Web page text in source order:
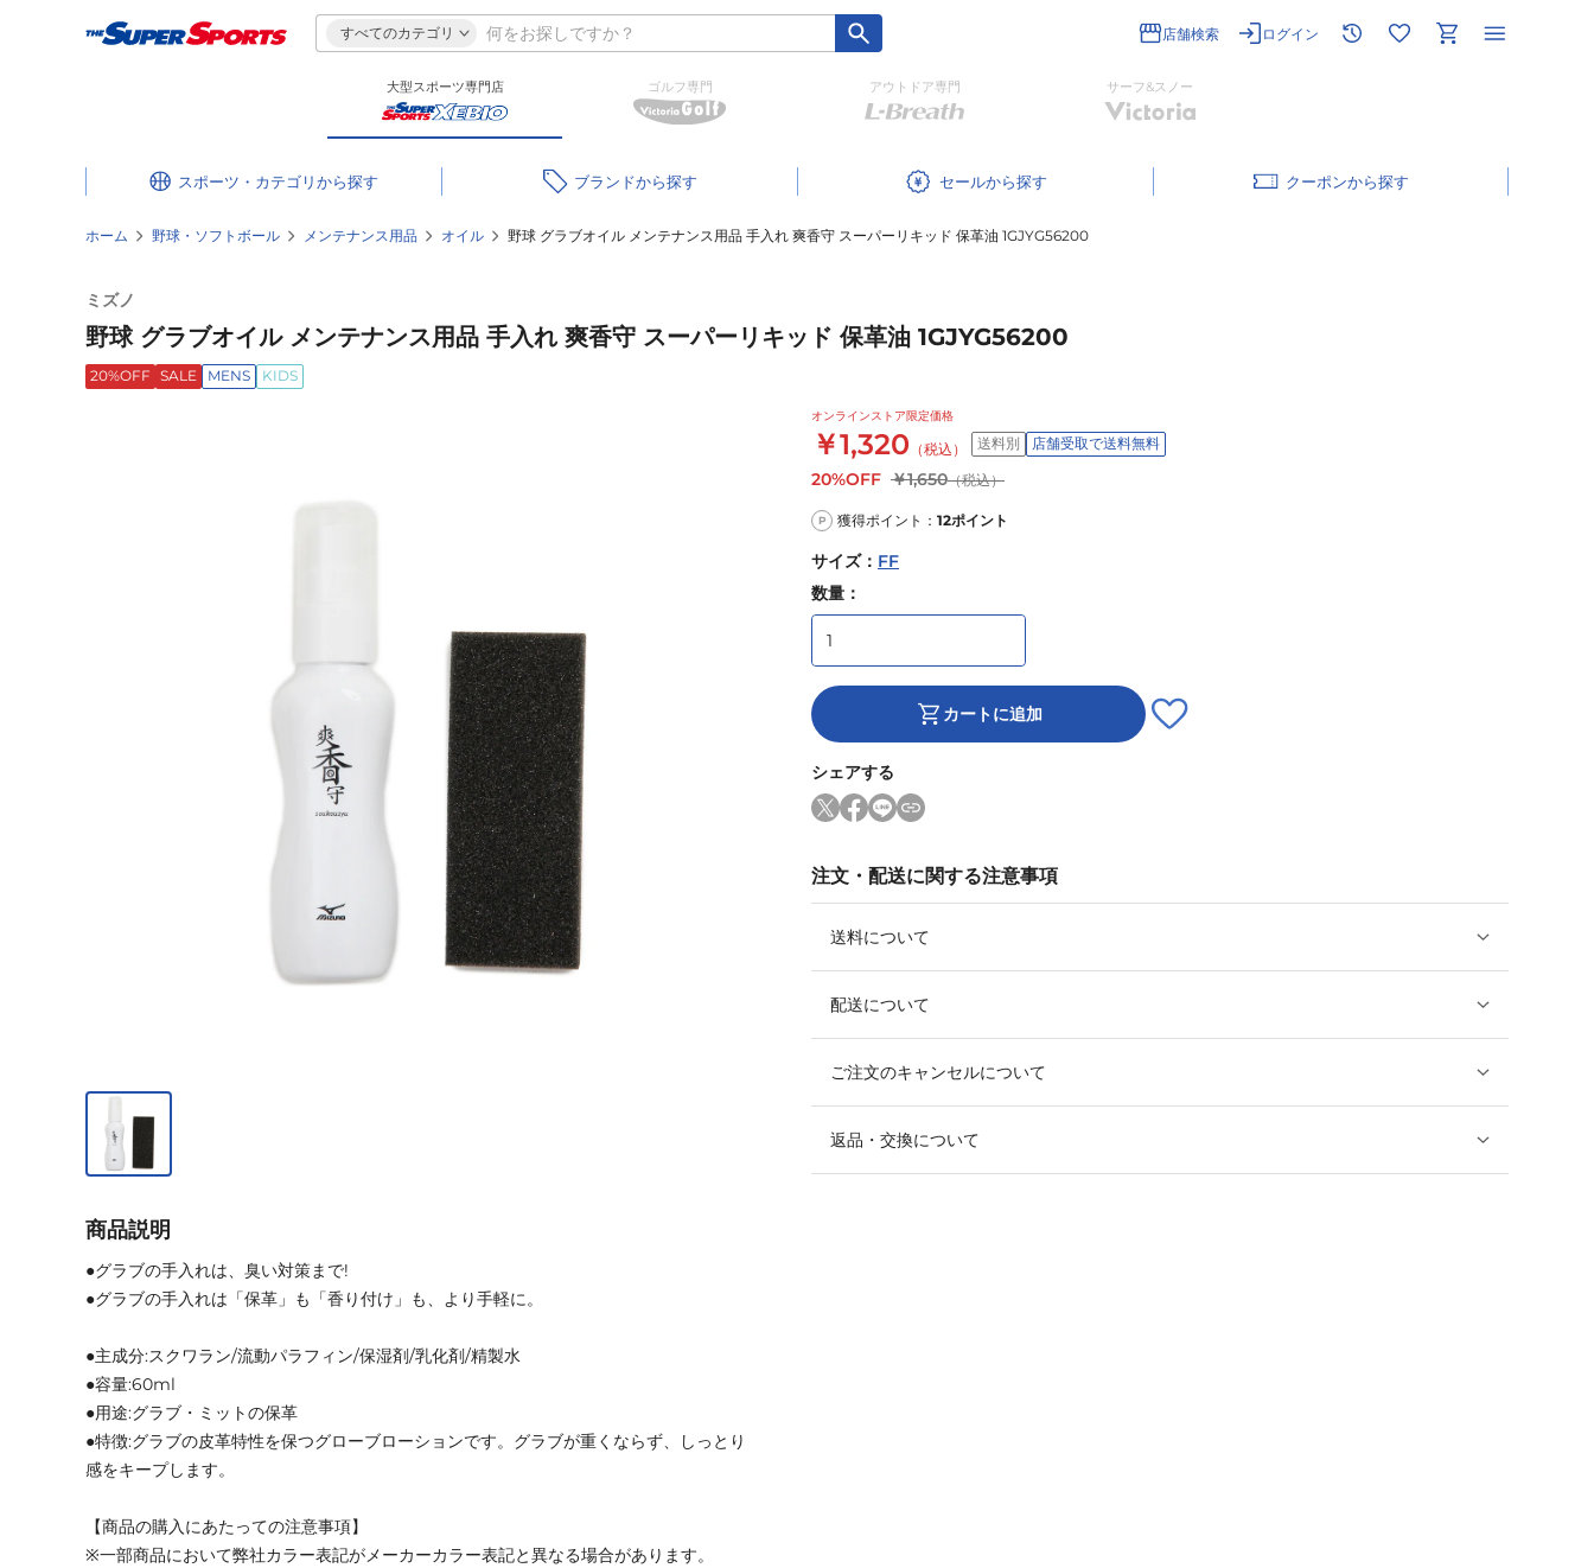
すべてのカテゴリ 店舗検索 ログイン
大型スポーツ専門店 ゴルフ専門 アウトドア専門 サーフ&スノー
スポーツ・カテゴリ ブランド セール クーポン
ホーム 野球・ソフトボール メンテナンス用品 オイル 野球 グラブオイル メンテナンス用品 手入れ 爽香守 スーパーリキッド 保革油 1GJYG56200
ミズノ
野球 グラブオイル メンテナンス用品 手入れ 爽香守 スーパーリキッド 保革油 1GJYG56200
20%OFF SALE MENS KIDS
オンラインストア限定価格
￥1,320 （税込） 送料別 店舗受取で送料無料
20%OFF ￥1,650（税込）
P 獲得ポイント： 12ポイント
サイズ： FF
数量：
カートに追加
シェアする
注文・配送に関する注意事項
送料について
配送について
ご注文のキャンセルについて
返品・交換について
商品説明
●グラブの手入れは、臭い対策まで!
●グラブの手入れは「保革」も「香り付け」も、より手軽に。
●主成分:スクワラン/流動パラフィン/保湿剤/乳化剤/精製水
●容量:60ml
●用途:グラブ・ミットの保革
●特徴:グラブの皮革特性を保つグローブローションです。グラブが重くならず、しっとり
感をキープします。
【商品の購入にあたっての注意事項】
※一部商品において弊社カラー表記がメーカーカラー表記と異なる場合があります。